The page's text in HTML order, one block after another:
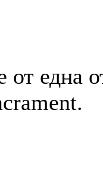
от една